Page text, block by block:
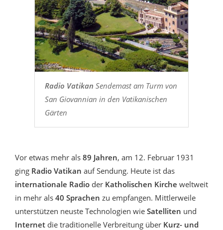
Radio Vatikan Sendemast am Turm von
San Giovannian in den Vatikanischen
Gärten
Vor etwas mehr als 89 Jahren, am 12. Februar 1931
ging Radio Vatikan auf Sendung. Heute ist das
internationale Radio der Katholischen Kirche weltweit
in mehr als 40 Sprachen zu empfangen. Mittlerweile
unterstützen neuste Technologien wie Satelliten und
Internet die traditionelle Verbreitung über Kurz- und